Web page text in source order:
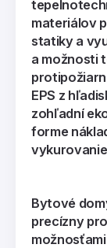
materiálov
statiky a
a možnosti
EPS z
zohľadní
forme
Bytové
precízny